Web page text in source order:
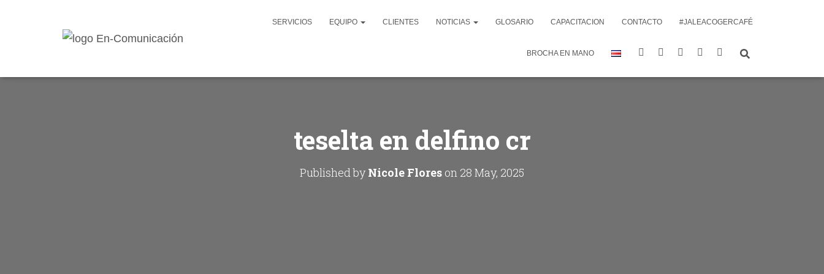
SERVICIOS EQUIPO CLIENTES NOTICIAS GLOSARIO CAPACITACION CONTACTO #JALEACOGERCAFÉ
BROCHA EN MANO
teselta en delfino cr
Published byNicole Flores on 28 May, 2025